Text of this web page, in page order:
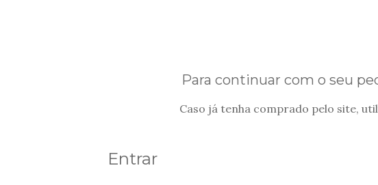
Para continuar com o seu
Caso já tenha comprado pelo site,
Entrar